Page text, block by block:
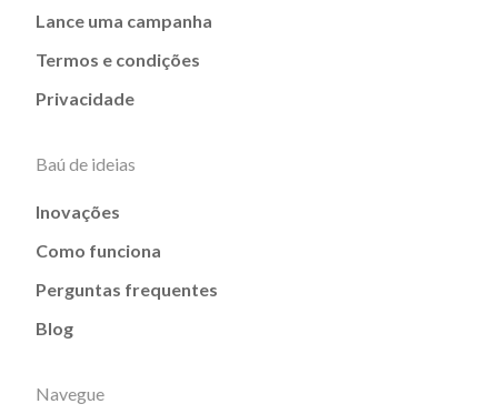
Lance uma campanha
Termos e condições
Privacidade
Baú de ideias
Inovações
Como funciona
Perguntas frequentes
Blog
Navegue